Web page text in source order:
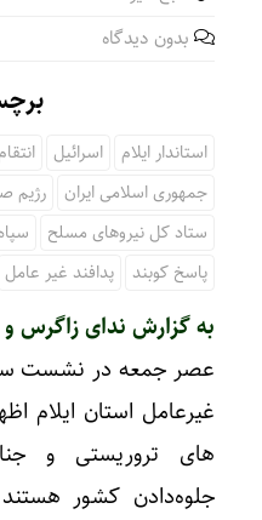
بدون دیدگاه
استاندار ایلام اسرائیل
جمهوری اسلامی ایران
رژیم
ستاد کل نیروهای مسلح
پاسخ کوبند
پدافند غیر عامل
به گزارش ندای زاگرس و
عصر جمعه در نشست
غیرعامل استان ایلام
های تروریستی و
جلوه‌دادن کشور